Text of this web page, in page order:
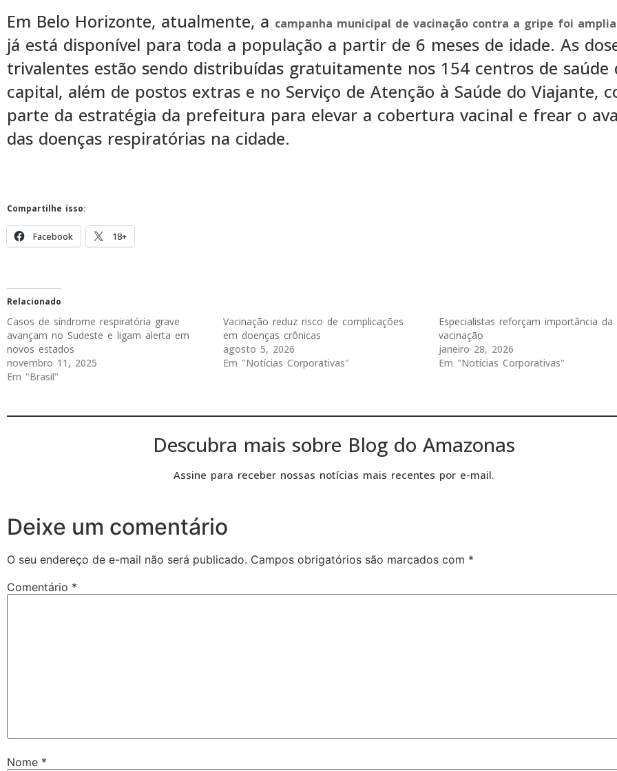
Em Belo Horizonte, atualmente, a campanha municipal de vacinação contra a gripe foi
já está disponível para toda a população a partir de 6 meses de idade. As
trivalentes estão sendo distribuídas gratuitamente nos 154 centros de saúde
capital, além de postos extras e no Serviço de Atenção à Saúde do Viajante,
parte da estratégia da prefeitura para elevar a cobertura vacinal e frear o
das doenças respiratórias na cidade.
Compartilhe isso:
Facebook 18+
Relacionado
Casos de síndrome respiratória grave
avançam no Sudeste e ligam alerta em
novos estados
novembro 11, 2025
Em "Brasil"
Vacinação reduz risco de complicações
em doenças crônicas
agosto 5, 2026
Em "Notícias Corporativas"
Especialistas reforçam importância da
vacinação
janeiro 28, 2026
Em "Notícias Corporativas"
Descubra mais sobre Blog do Amazonas
Assine para receber nossas notícias mais recentes por e-mail.
Deixe um comentário
O seu endereço de e-mail não será publicado. Campos obrigatórios são marcados com *
Comentário *
Nome *